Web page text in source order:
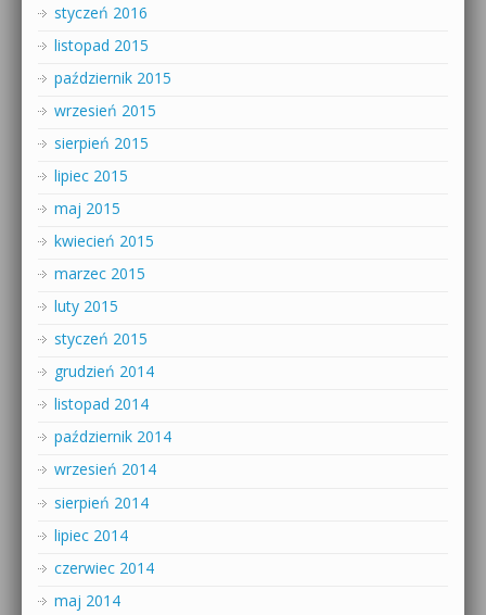
styczeń 2016
listopad 2015
październik 2015
wrzesień 2015
sierpień 2015
lipiec 2015
maj 2015
kwiecień 2015
marzec 2015
luty 2015
styczeń 2015
grudzień 2014
listopad 2014
październik 2014
wrzesień 2014
sierpień 2014
lipiec 2014
czerwiec 2014
maj 2014